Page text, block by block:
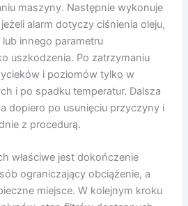
maszyny. Następnie wykonuje
alarm dotyczy ciśnienia oleju,
innego parametru
uszkodzenia. Po zatrzymaniu
i poziomów tylko w
i po spadku temperatur. Dalsza
dopiero po usunięciu przyczyny i
z procedurą.
właściwe jest dokończenie
ograniczający obciążenie, a
miejsce. W kolejnym kroku